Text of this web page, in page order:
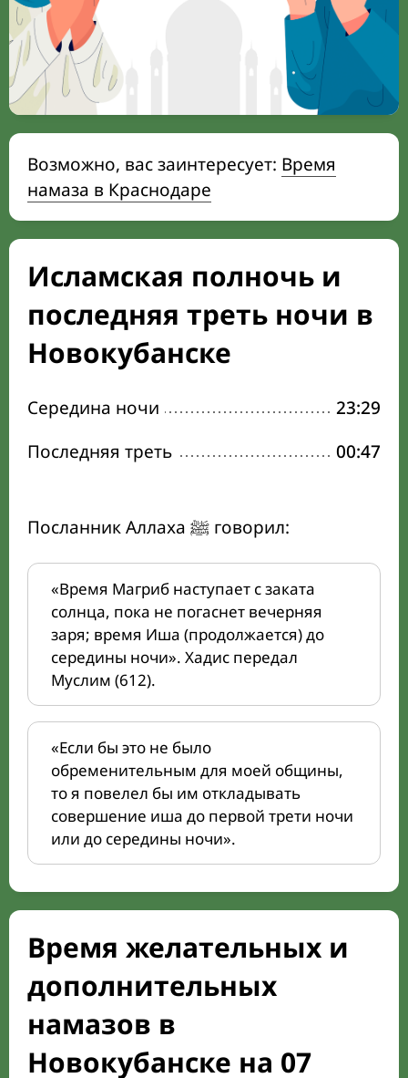
Возможно, вас заинтересует: Время
намаза в Краснодаре
Исламская полночь и
последняя треть ночи в
Новокубанске
Середина ночи
23:29
Последняя треть
00:47
Посланник Аллаха ﷺ говорил:
«Время Магриб наступает с заката
солнца, пока не погаснет вечерняя
заря; время Иша (продолжается) до
середины ночи». Хадис передал
Муслим (612).
«Если бы это не было
обременительным для моей общины,
то я повелел бы им откладывать
совершение иша до первой трети ночи
или до середины ночи».
Время желательных и
дополнительных
намазов в
Новокубанске на 07